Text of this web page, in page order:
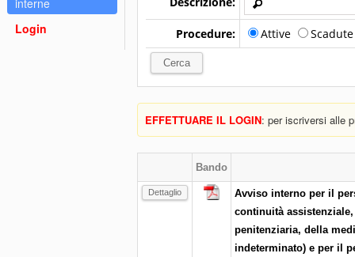
interne
Login
Procedure: Attive
EFFETTUARE IL LOGIN: per iscriversi alle
Bando
Dettaglio
Avviso interno per il
continuità
penitenziaria, della
indeterminato) e per il